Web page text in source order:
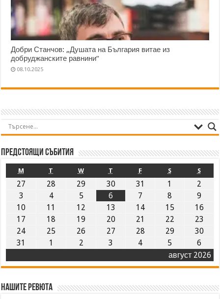
Добри Станчов: „Душата на България витае из
добруджанските равнини“
08.10.2025
Предстоящи събития
август 2026
M T W T F S S
27 28 29 30 31 1
2
3
4 5 6 7 8
9
10
11 12 13 14 15
16
17
18 19 20 21 22
23
24
25 26 27 28 29
30
31
1 2 3 4 5 6
Нашите ревюта